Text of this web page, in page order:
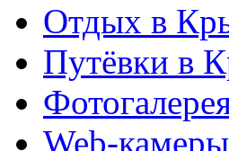
Отдых в
Путёвки в
Web-